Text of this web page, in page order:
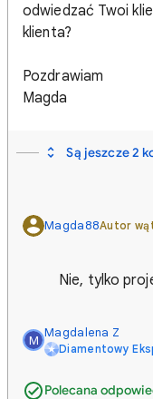
odwiedzać Twoi
klienta?
Pozdrawiam
Magda
Są jeszcze 2
Magda88Autor
Nie, tylko
M
Magdalena Z
Diamentowy
Polecana